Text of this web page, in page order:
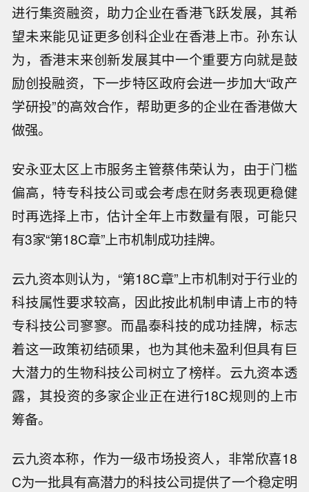
进行集资融资，助力企业在香港飞跃发展，其希
望未来能见证更多创科企业在香港上市。孙东认
为，香港末来创新发展其中一个重要方向就是鼓
励创投融资，下一步特区政府会进一步加大“政产
学研投”的高效合作，帮助更多的企业在香港做大
做强。
安永亚太区上市服务主管蔡伟荣认为，由于门槛
偏高，特专科技公司或会考虑在财务表现更稳健
时再选择上市，估计全年上市数量有限，可能只
有3家“第18C章”上市机制成功挂牌。
云九资本则认为，“第18C章”上市机制对于行业的
科技属性要求较高，因此按此机制申请上市的特
专科技公司寥寥。而晶泰科技的成功挂牌，标志
着这一政策初结硕果，也为其他未盈利但具有巨
大潜力的生物科技公司树立了榜样。云九资本透
露，其投资的多家企业正在进行18C规则的上市
筹备。
云九资本称，作为一级市场投资人，非常欣喜18
C为一批具有高潜力的科技公司提供了一个稳定明